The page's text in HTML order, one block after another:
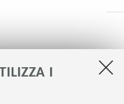
I